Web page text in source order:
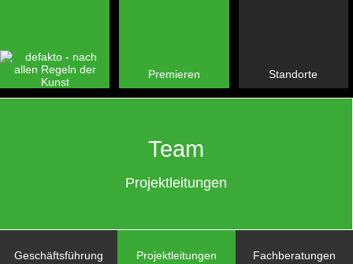
Premieren Standorte
Team
Projektleitungen
Geschäftsführung Projektleitungen Fachberatungen